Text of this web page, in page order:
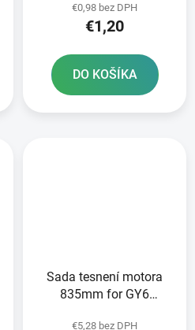
€0,98 bez DPH
€1,20
DO KOŠÍKA
Sada tesnení motora
835mm for GY6
€5,28 bez DPH